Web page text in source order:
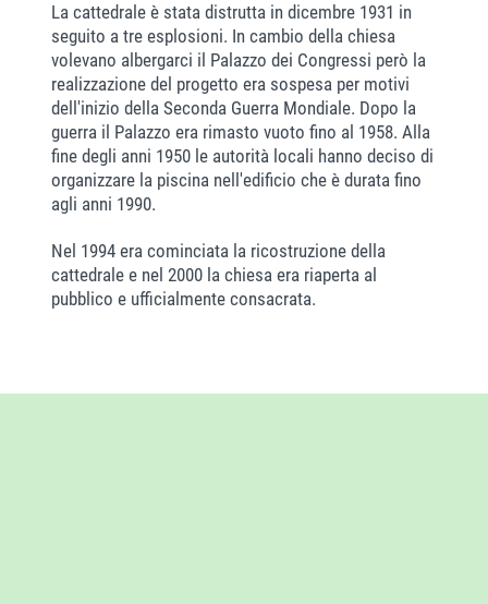
La cattedrale è stata distrutta in dicembre 1931 in
seguito a tre esplosioni. In cambio della chiesa
volevano albergarci il Palazzo dei Congressi però la
realizzazione del progetto era sospesa per motivi
dell'inizio della Seconda Guerra Mondiale. Dopo la
guerra il Palazzo era rimasto vuoto fino al 1958. Alla
fine degli anni 1950 le autorità locali hanno deciso di
organizzare la piscina nell'edificio che è durata fino
agli anni 1990.
Nel 1994 era cominciata la ricostruzione della
cattedrale e nel 2000 la chiesa era riaperta al
pubblico e ufficialmente consacrata.